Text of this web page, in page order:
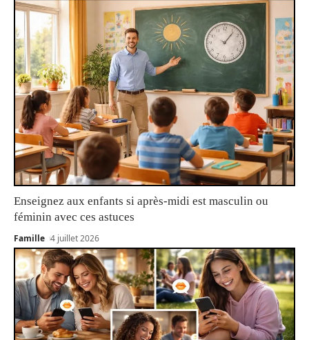
Enseignez aux enfants si après-midi est masculin ou
féminin avec ces astuces
Famille 4 juillet 2026